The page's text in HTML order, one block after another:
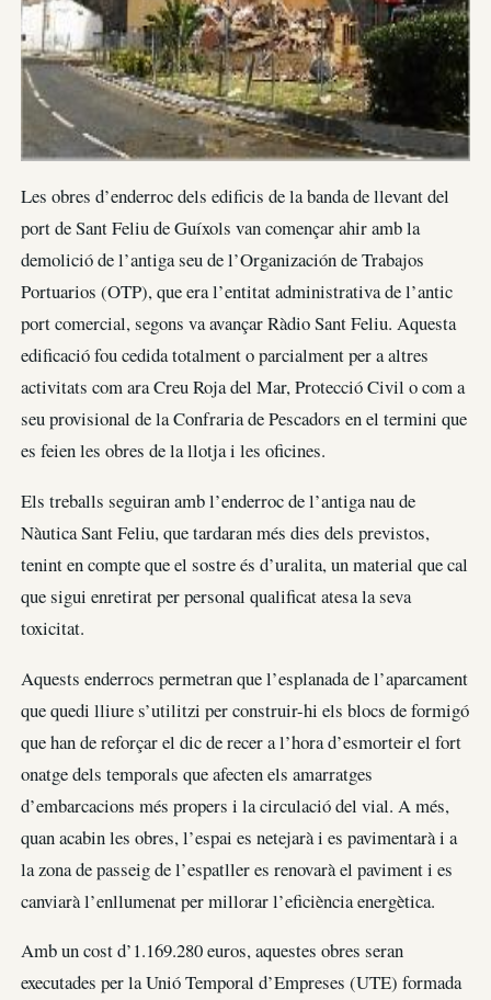
Les obres d’enderroc dels edificis de la banda de llevant del
port de Sant Feliu de Guíxols van començar ahir amb la
demolició de l’antiga seu de l’Organización de Trabajos
Portuarios (OTP), que era l’entitat administrativa de l’antic
port comercial, segons va avançar Ràdio Sant Feliu. Aquesta
edificació fou cedida totalment o parcialment per a altres
activitats com ara Creu Roja del Mar, Protecció Civil o com a
seu provisional de la Confraria de Pescadors en el termini que
es feien les obres de la llotja i les oficines.
Els treballs seguiran amb l’enderroc de l’antiga nau de
Nàutica Sant Feliu, que tardaran més dies dels previstos,
tenint en compte que el sostre és d’uralita, un material que cal
que sigui enretirat per personal qualificat atesa la seva
toxicitat.
Aquests enderrocs permetran que l’esplanada de l’aparcament
que quedi lliure s’utilitzi per construir-hi els blocs de formigó
que han de reforçar el dic de recer a l’hora d’esmorteir el fort
onatge dels temporals que afecten els amarratges
d’embarcacions més propers i la circulació del vial. A més,
quan acabin les obres, l’espai es netejarà i es pavimentarà i a
la zona de passeig de l’espatller es renovarà el paviment i es
canviarà l’enllumenat per millorar l’eficiència energètica.
Amb un cost d’1.169.280 euros, aquestes obres seran
executades per la Unió Temporal d’Empreses (UTE) formada